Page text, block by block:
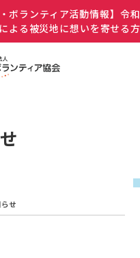
・ボランティア活動情報】令
よる被災地に想いを寄せる
せ